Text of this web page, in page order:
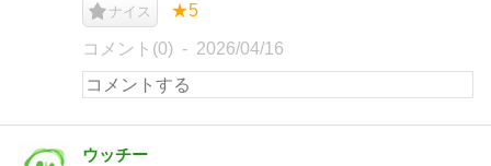
ナイス ★5
コメント(0) 2026/04/16
ウッチー